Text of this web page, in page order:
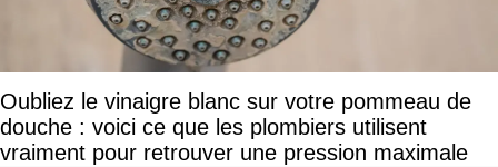
Oubliez le vinaigre blanc sur votre pommeau de
douche : voici ce que les plombiers utilisent
vraiment pour retrouver une pression maximale